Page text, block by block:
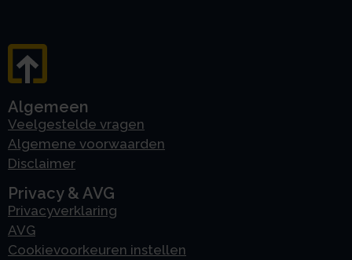
Algemeen
Veelgestelde vragen
Algemene voorwaarden
Disclaimer
Privacy & AVG
Privacyverklaring
AVG
Cookievoorkeuren instellen